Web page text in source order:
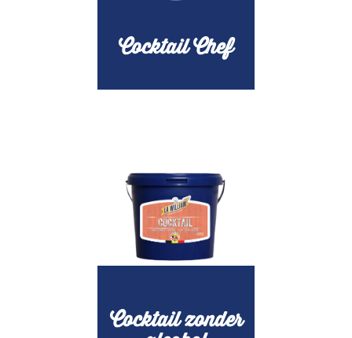
Cocktail Chef
Cocktail zonder